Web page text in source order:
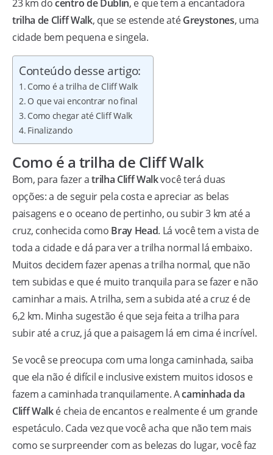
23 km docentro de Dublin, e que tem a encantadora
trilha de Cliff Walk, que se estende atéGreystones, uma
cidade bem pequena e singela.
Conteúdo desse artigo:
Como é a trilha de Cliff Walk
O que vai encontrar no final
Como chegar até Cliff Walk
Finalizando
Como é a trilha de Cliff Walk
Bom, para fazer atrilha Cliff Walkvocê terá duas
opções: a de seguir pela costa e apreciar as belas
paisagens e o oceano de pertinho, ou subir 3 km até a
cruz, conhecida como Bray Head. Lá você tem a vista de
toda a cidade e dá para ver a trilha normal lá embaixo.
Muitos decidem fazer apenas a trilha normal, que não
tem subidas e que é muito tranquila para se fazer e não
caminhar a mais. A trilha, sem a subida até a cruz é de
6,2 km. Minha sugestão é que seja feita a trilha para
subir até a cruz, já que a paisagem lá em cima é incrível.
Se você se preocupa com uma longa caminhada, saiba
que ela não é difícil e inclusive existem muitos idosos e
fazem a caminhada tranquilamente. Acaminhada da
Cliff Walké cheia de encantos e realmente é um grande
espetáculo. Cada vez que você acha que não tem mais
como se surpreender com as belezas do lugar, você faz